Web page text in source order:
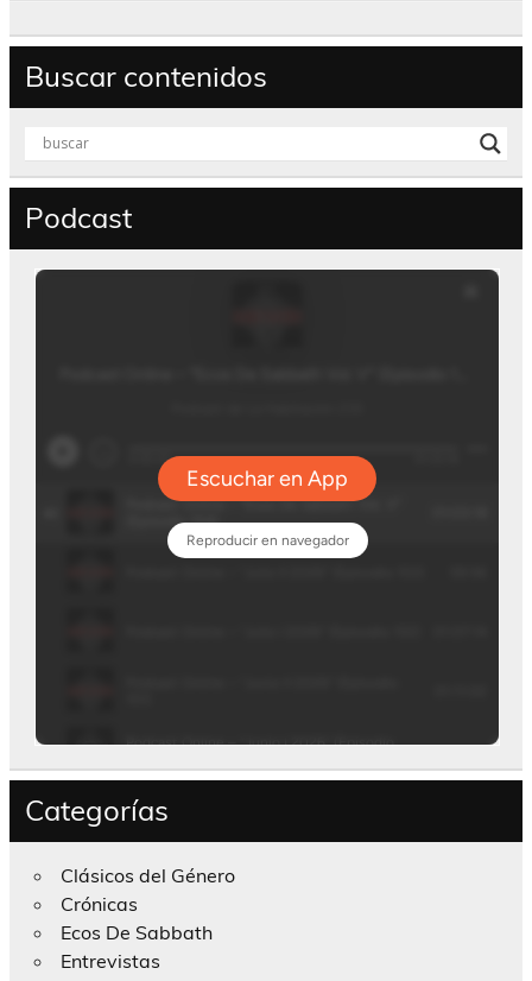
Buscar contenidos
Podcast
Categorías
Clásicos del Género
Crónicas
Ecos De Sabbath
Entrevistas